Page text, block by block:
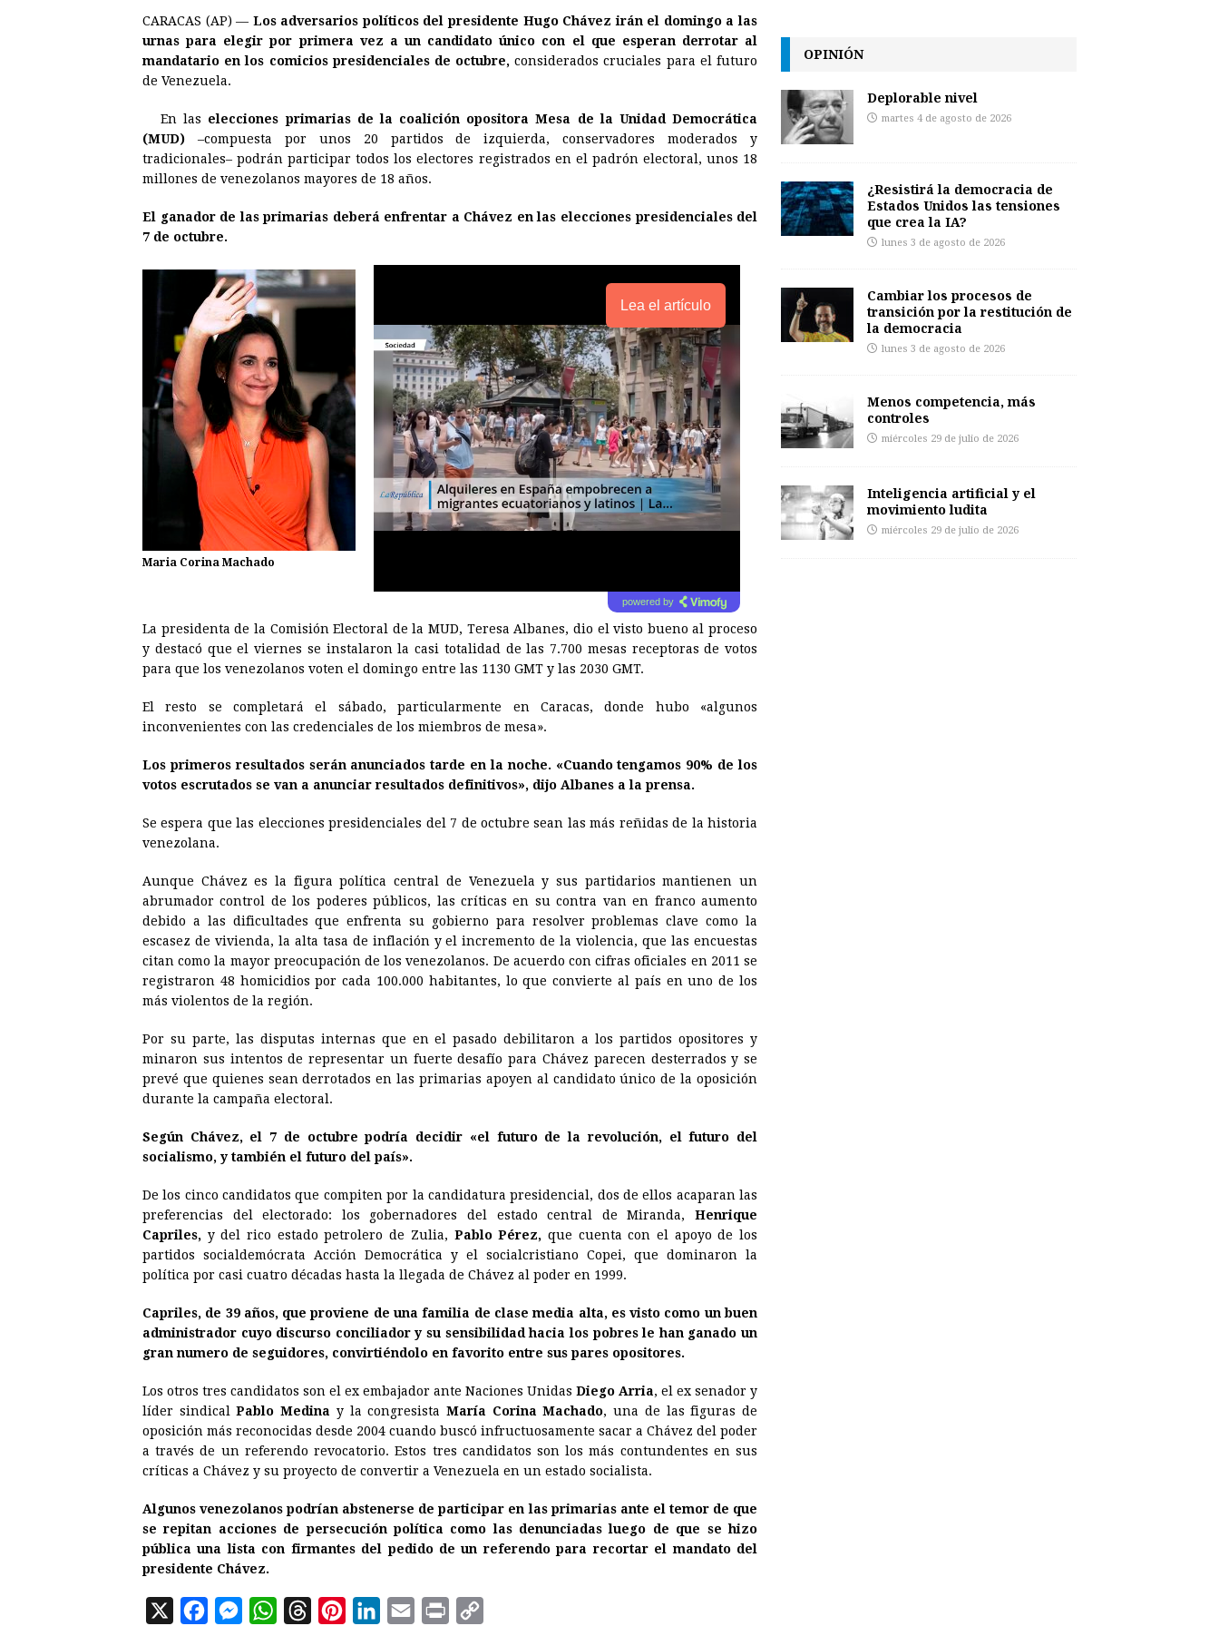
c
e
b
o
o
k
s
s
n
g
e
a
t
p
p
r
e
n
t
e
s
n
k
d
n
a
i
i
n
p
y
n
k
CARACAS (AP) — Los adversarios políticos del presidente Hugo Chávez irán el domingo a las
urnas para elegir por primera vez a un candidato único con el que esperan derrotar al
mandatario en los comicios presidenciales de octubre, considerados cruciales para el futuro
de Venezuela.
En las elecciones primarias de la coalición opositora Mesa de la Unidad Democrática
(MUD) –compuesta por unos 20 partidos de izquierda, conservadores moderados y
tradicionales– podrán participar todos los electores registrados en el padrón electoral, unos 18
millones de venezolanos mayores de 18 años.
El ganador de las primarias deberá enfrentar a Chávez en las elecciones presidenciales del
7 de octubre.
Maria Corina Machado
Lea el artículo
powered by
La presidenta de la Comisión Electoral de la MUD, Teresa Albanes, dio el visto bueno al proceso
y destacó que el viernes se instalaron la casi totalidad de las 7.700 mesas receptoras de votos
para que los venezolanos voten el domingo entre las 1130 GMT y las 2030 GMT.
El resto se completará el sábado, particularmente en Caracas, donde hubo «algunos
inconvenientes con las credenciales de los miembros de mesa».
Los primeros resultados serán anunciados tarde en la noche. «Cuando tengamos 90% de los
votos escrutados se van a anunciar resultados definitivos», dijo Albanes a la prensa.
Se espera que las elecciones presidenciales del 7 de octubre sean las más reñidas de la historia
venezolana.
Aunque Chávez es la figura política central de Venezuela y sus partidarios mantienen un
abrumador control de los poderes públicos, las críticas en su contra van en franco aumento
debido a las dificultades que enfrenta su gobierno para resolver problemas clave como la
escasez de vivienda, la alta tasa de inflación y el incremento de la violencia, que las encuestas
citan como la mayor preocupación de los venezolanos. De acuerdo con cifras oficiales en 2011 se
registraron 48 homicidios por cada 100.000 habitantes, lo que convierte al país en uno de los
más violentos de la región.
Por su parte, las disputas internas que en el pasado debilitaron a los partidos opositores y
minaron sus intentos de representar un fuerte desafío para Chávez parecen desterrados y se
prevé que quienes sean derrotados en las primarias apoyen al candidato único de la oposición
durante la campaña electoral.
Según Chávez, el 7 de octubre podría decidir «el futuro de la revolución, el futuro del
socialismo, y también el futuro del país».
De los cinco candidatos que compiten por la candidatura presidencial, dos de ellos acaparan las
preferencias del electorado: los gobernadores del estado central de Miranda, Henrique
Capriles, y del rico estado petrolero de Zulia, Pablo Pérez, que cuenta con el apoyo de los
partidos socialdemócrata Acción Democrática y el socialcristiano Copei, que dominaron la
política por casi cuatro décadas hasta la llegada de Chávez al poder en 1999.
Capriles, de 39 años, que proviene de una familia de clase media alta, es visto como un buen
administrador cuyo discurso conciliador y su sensibilidad hacia los pobres le han ganado un
gran numero de seguidores, convirtiéndolo en favorito entre sus pares opositores.
Los otros tres candidatos son el ex embajador ante Naciones UnidasDiego Arria, el ex senador y
líder sindicalPablo Medina y la congresistaMaría Corina Machado, una de las figuras de
oposición más reconocidas desde 2004 cuando buscó infructuosamente sacar a Chávez del poder
a través de un referendo revocatorio. Estos tres candidatos son los más contundentes en sus
críticas a Chávez y su proyecto de convertir a Venezuela en un estado socialista.
Algunos venezolanos podrían abstenerse de participar en las primarias ante el temor de que
se repitan acciones de persecución política como las denunciadas luego de que se hizo
pública una lista con firmantes del pedido de un referendo para recortar el mandato del
presidente Chávez.
X
M
W
OPINIÓN
Deplorable nivel
martes 4 de agosto de 2026
¿Resistirá la democracia de
Estados Unidos las tensiones
que crea la IA?
lunes 3 de agosto de 2026
Cambiar los procesos de
transición por la restitución de
la democracia
lunes 3 de agosto de 2026
Menos competencia, más
controles
miércoles 29 de julio de 2026
Inteligencia artificial y el
movimiento ludita
miércoles 29 de julio de 2026